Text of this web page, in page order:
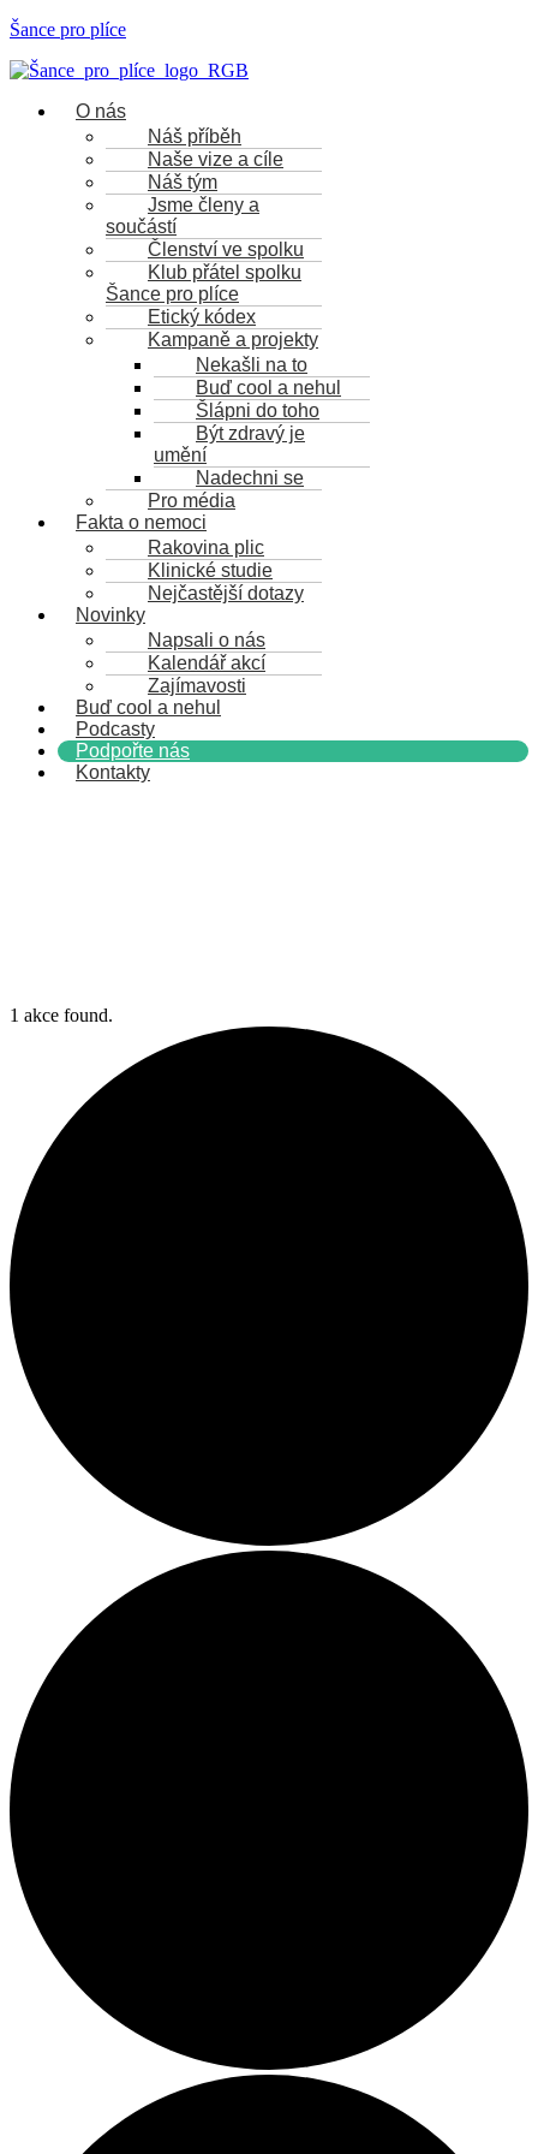
Šance pro plíce
Nabídka
O nás
Náš příběh
Naše vize a cíle
Náš tým
Jsme členy a
součástí
Členství ve spolku
Klub přátel spolku
Šance pro plíce
Etický kódex
Kampaně a projekty
Nekašli na to
Buď cool a nehul
Šlápni do toho
Být zdravý je
umění
Nadechni se
Pro média
Fakta o nemoci
Rakovina plic
Klinické studie
Nejčastější dotazy
Novinky
Napsali o nás
Kalendář akcí
Zajímavosti
Buď cool a nehul
Podcasty
Podpořte nás
Kontakty
1 akce found.